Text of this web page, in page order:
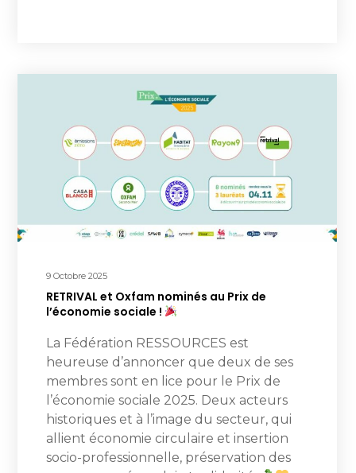
9 Octobre 2025
RETRIVAL et Oxfam nominés au Prix de
l’économie sociale !
La Fédération RESSOURCES est
heureuse d’annoncer que deux de ses
membres sont en lice pour le Prix de
l’économie sociale 2025. Deux acteurs
historiques et à l’image du secteur, qui
allient économie circulaire et insertion
socio-professionnelle, préservation des